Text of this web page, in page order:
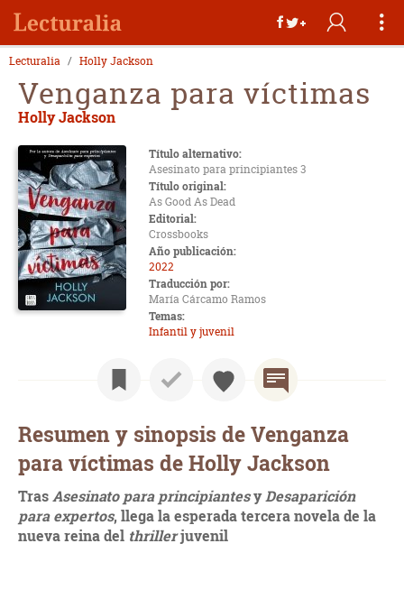
Lecturalia Holly Jackson
Venganza para víctimas
Holly Jackson
Título alternativo:
Asesinato para principiantes 3
Título original:
As Good As Dead
Editorial:
Crossbooks
Año publicación:
2022
Traducción por:
María Cárcamo Ramos
Temas:
Infantil y juvenil
Resumen y sinopsis de Venganza
para víctimas de Holly Jackson
Tras Asesinato para principiantesyDesaparición
para expertos, llega la esperada tercera novela de la
nueva reina del thrillerjuvenil